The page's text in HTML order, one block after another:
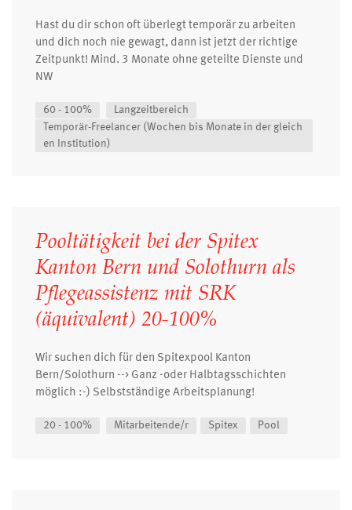
Hast du dir schon oft überlegt temporär zu arbeiten
und dich noch nie gewagt, dann ist jetzt der richtige
Zeitpunkt! Mind. 3 Monate ohne geteilte Dienste und
NW
60 - 100%
Langzeitbereich
Temporär-Freelancer (Wochen bis Monate in der gleich
en Institution)
Pooltätigkeit bei der Spitex
Kanton Bern und Solothurn als
Pflegeassistenz mit SRK
(äquivalent) 20-100%
Wir suchen dich für den Spitexpool Kanton
Bern/Solothurn --> Ganz -oder Halbtagsschichten
möglich :-) Selbstständige Arbeitsplanung!
20 - 100% Mitarbeitende/r Spitex Pool